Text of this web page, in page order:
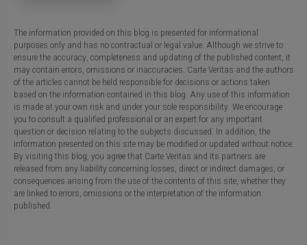
The information provided on this blog is presented for informational
purposes only and has no contractual or legal value. Although we strive to
ensure the accuracy, completeness and updating of the published content, it
may contain errors, omissions or inaccuracies. Carte Veritas and the authors
of the articles cannot be held responsible for decisions or actions taken
based on the information contained in this blog. Any use of this information
is made at your own risk and under your sole responsibility. We encourage
you to consult a qualified professional or an expert for any important
question or decision relating to the subjects discussed. In addition, the
information presented on this site may be modified or updated without notice.
By visiting this blog, you agree that Carte Veritas and its partners are
released from any liability concerning losses, direct or indirect damages, or
consequences arising from the use of the contents of this site, whether they
are linked to errors, omissions or the interpretation of the information
published.